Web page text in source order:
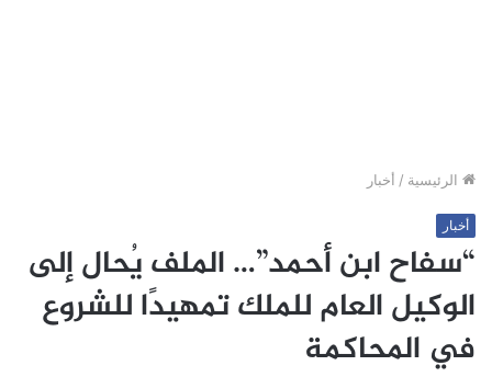
الرئيسية / أخبار
أخبار
“سفاح ابن أحمد”… الملف يُحال إلى
الوكيل العام للملك تمهيدًا للشروع
في المحاكمة